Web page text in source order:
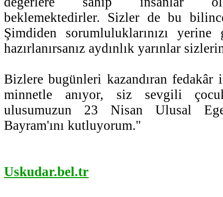
beklemektedirler. Sizler de bu
Şimdiden sorumluluklarınızı
hazırlanırsanız aydınlık yarınlar
Bizlere bugünleri kazandıran fedakâr
minnetle anıyor, siz sevgili
ulusumuzun 23 Nisan Ulusal
Bayram'ını kutluyorum.''
Uskudar.bel.tr